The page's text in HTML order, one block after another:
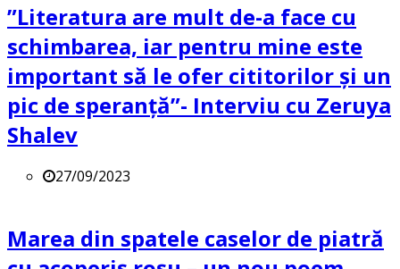
”Literatura are mult de-a face cu
schimbarea, iar pentru mine este
important să le ofer cititorilor și un
pic de speranță”- Interviu cu Zeruya
Shalev
27/09/2023
Marea din spatele caselor de piatră